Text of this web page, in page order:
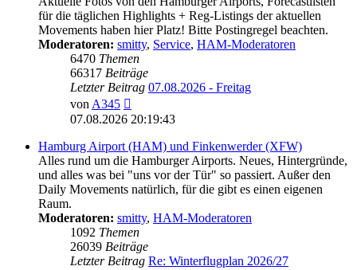
für die täglichen Highlights + Reg-Listings der aktuellen
Movements haben hier Platz! Bitte Postingregel beachten.
Moderatoren: smitty, Service, HAM-Moderatoren
6470 Themen
66317 Beiträge
Letzter Beitrag 07.08.2026 - Freitag
vonA345
Beitrag
07.08.2026 20:19:43
Hamburg Airport (HAM) und Finkenwerder (XFW)
Alles rund um die Hamburger Airports. Neues, Hintergründe,
und alles was bei "uns vor der Tür" so passiert. Außer den
Daily Movements natürlich, für die gibt es einen eigenen
Raum.
Moderatoren: smitty, HAM-Moderatoren
1092 Themen
26039 Beiträge
Letzter Beitrag Re: Winterflugplan 2026/27